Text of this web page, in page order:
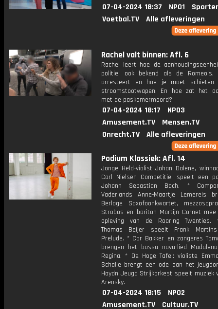
07-04-2024 18:37 NPO1
Voetbal.TV
Alle afleveringen
Rachel valt binnen: Afl. 6
Rachel leert hoe de
politie, ook bekend als de Romeo's,
arresteert en hoe je moet schieten
stroomstootwapen. En hoe zat het
met de paskamermoord?
07-04-2024 18:17
NPO3
Amusement.TV
Mensen.TV
Onrecht.TV
Alle afleveringen
Podium Klassiek: Afl. 14
Jonge Held-violist Johan Dalene,
Carl Nielsen Competitie, speelt een
Johann Sebastian Bach. *
Vaderlands Anne-Maartje Lemereis
Berlage Saxofoonkwartet,
Strobos en bariton Martijn Cornet
opleving van de Roaring Twenties.
Thomas Beijer speelt Frank
Prelude. * Cor Bakker en zangeres
brengen het bossa nova-lied
Regina. * De Hoge Tafel: violiste
Schalie brengt een ode aan het
Haydn Jeugd Strijkorkest speelt muziek
Arensky.
07-04-2024 18:15
NPO2
Amusement.TV
Cultuur.TV